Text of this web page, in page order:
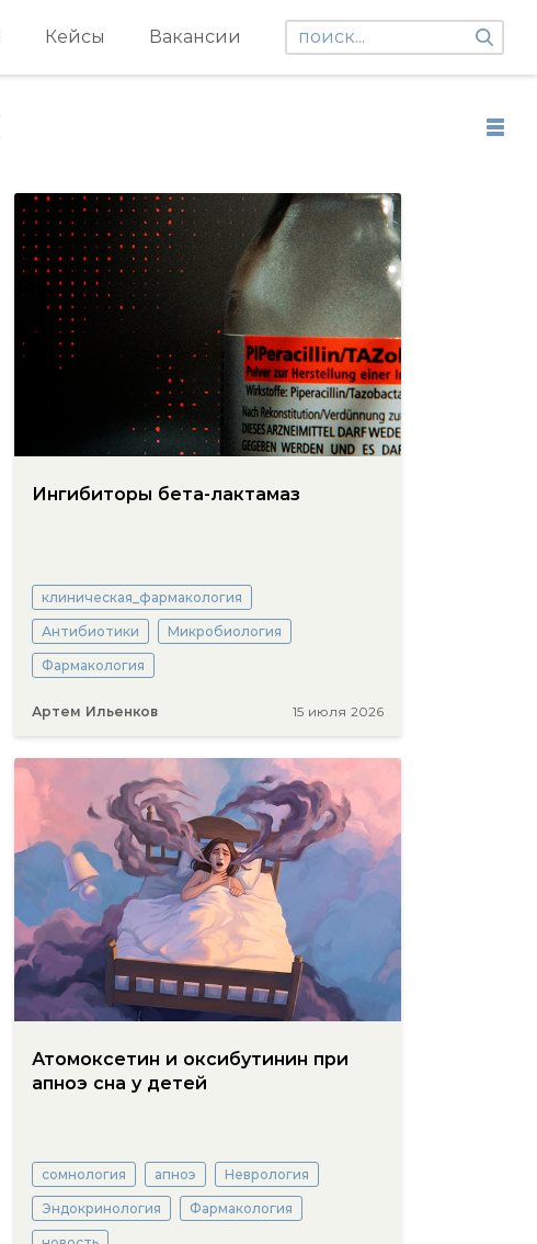
Кейсы Вакансии
Ингибиторы бета-лактамаз
клиническая_фармакология
Антибиотики Микробиология
Фармакология
Артем Ильенков 15 июля 2026
Атомоксетин и оксибутинин при
апноэ сна у детей
сомнология апноэ Неврология
Эндокринология Фармакология